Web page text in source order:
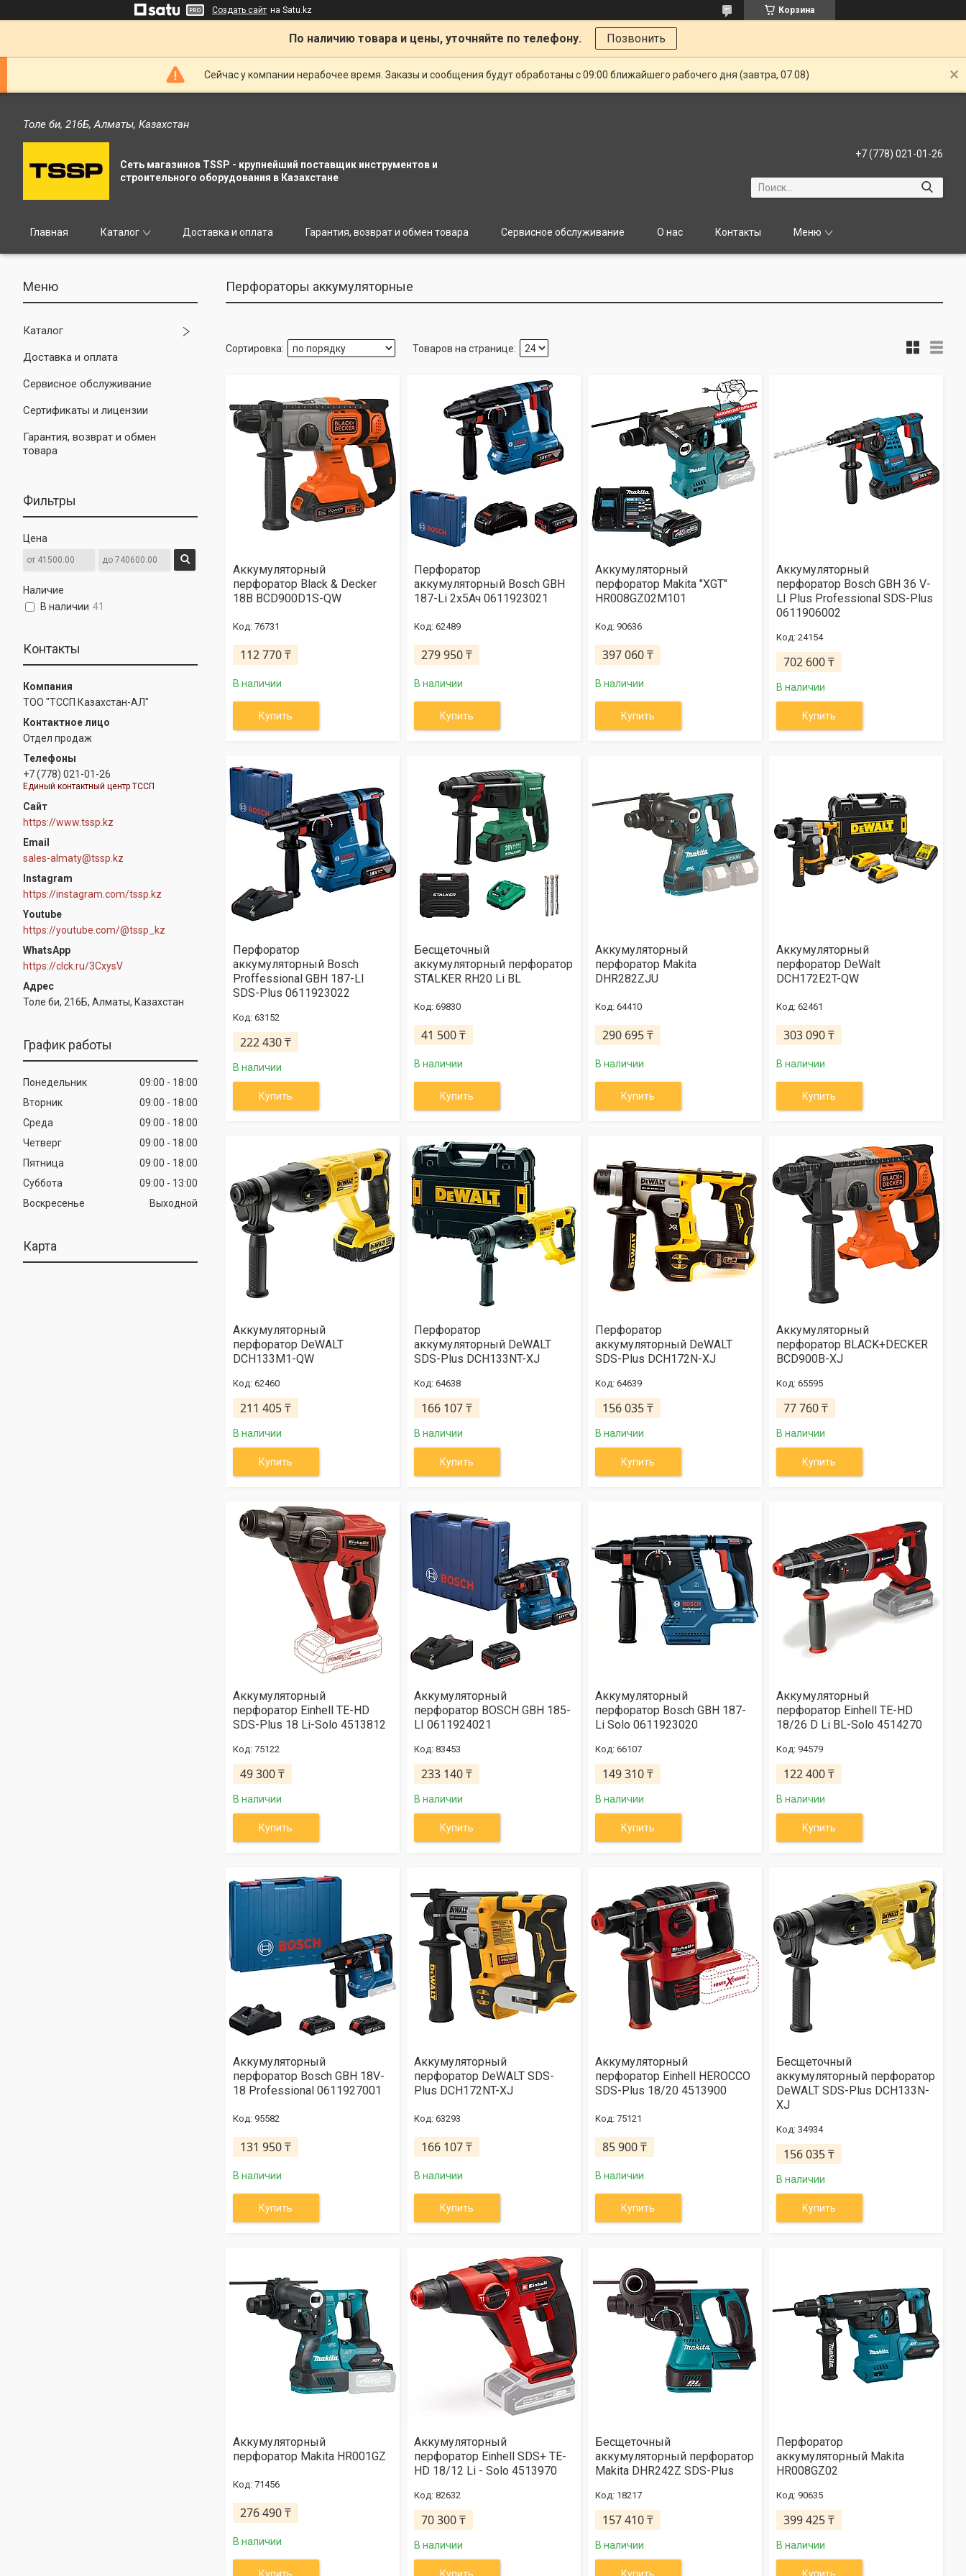
Создать сайт на Satu.kz Корзина
По наличию товара и цены, уточняйте по телефону. Позвонить
Сейчас у компании нерабочее время. Заказы и сообщения будут обработаны с 09:00 ближайшего рабочего дня (завтра, 07.08)
Толе би, 216Б, Алматы, Казахстан
Сеть магазинов TSSP - крупнейший поставщик инструментов и
строительного оборудования в Казахстане
+7 (778) 021-01-26
Главная Каталог Доставка и оплата Гарантия, возврат и обмен товара Сервисное обслуживание О нас Контакты Меню
Каталог
Доставка и оплата
Сервисное обслуживание
Сертификаты и лицензии
Гарантия, возврат и обмен
товара
Фильтры
Цена
Наличие
В наличии 41
Контакты
ТОО "ТССП Казахстан-АЛ"
Отдел продаж
+7 (778) 021-01-26
Единый контактный центр ТССП
https://www.tssp.kz
sales-almaty@tssp.kz
Instagram
https://instagram.com/tssp.kz
Youtube
https://youtube.com/@tssp_kz
WhatsApp
https://clck.ru/3CxysV
Толе би, 216Б, Алматы, Казахстан
График работы
Понедельник 09:00
18:00
Вторник
09:00
18:00
Среда
09:00
18:00
Четверг
09:00
18:00
Пятница
09:00
18:00
Суббота
09:00
13:00
Воскресенье
Выходной
Карта
Перфораторы аккумуляторные
Аккумуляторный
перфоратор Black & Decker
18В BCD900D1S-QW
76731
112 770 ₸
В наличии
Купить
Перфоратор
аккумуляторный Bosch GBH
187-Li 2х5Ач 0611923021
62489
279 950 ₸
В наличии
Купить
Аккумуляторный
перфоратор Makita "XGT"
HR008GZ02M101
90636
397 060 ₸
В наличии
Купить
Аккумуляторный
перфоратор Bosch GBH 36 V-
LI Plus Professional SDS-Plus
0611906002
24154
702 600 ₸
В наличии
Купить
Перфоратор
аккумуляторный Bosch
Proffessional GBH 187-LI
SDS-Plus 0611923022
63152
222 430 ₸
В наличии
Купить
Бесщеточный
аккумуляторный перфоратор
STALKER RH20 Li BL
69830
41 500 ₸
В наличии
Купить
Аккумуляторный
перфоратор Makita
DHR282ZJU
64410
290 695 ₸
В наличии
Купить
Аккумуляторный
перфоратор DeWalt
DCH172E2T-QW
62461
303 090 ₸
В наличии
Купить
Аккумуляторный
перфоратор DeWALT
DCH133M1-QW
62460
211 405 ₸
В наличии
Купить
Перфоратор
аккумуляторный DeWALT
SDS-Plus DCH133NT-XJ
64638
166 107 ₸
В наличии
Купить
Перфоратор
аккумуляторный DeWALT
SDS-Plus DCH172N-XJ
64639
156 035 ₸
В наличии
Купить
Аккумуляторный
перфоратор BLACK+DECKER
BCD900B-XJ
65595
77 760 ₸
В наличии
Купить
Аккумуляторный
перфоратор Einhell TE-HD
SDS-Plus 18 Li-Solo 4513812
75122
49 300 ₸
В наличии
Купить
Аккумуляторный
перфоратор BOSCH GBH 185-
LI 0611924021
83453
233 140 ₸
В наличии
Купить
Аккумуляторный
перфоратор Bosch GBH 187-
Li Solo 0611923020
66107
149 310 ₸
В наличии
Купить
Аккумуляторный
перфоратор Einhell TE-HD
18/26 D Li BL-Solo 4514270
94579
122 400 ₸
В наличии
Купить
Аккумуляторный
перфоратор Bosch GBH 18V-
18 Professional 0611927001
95582
131 950 ₸
В наличии
Купить
Аккумуляторный
перфоратор DeWALT SDS-
Plus DCH172NT-XJ
63293
166 107 ₸
В наличии
Купить
Аккумуляторный
перфоратор Einhell HEROCCO
SDS-Plus 18/20 4513900
75121
85 900 ₸
В наличии
Купить
Бесщеточный
аккумуляторный перфоратор
DeWALT SDS-Plus DCH133N-
XJ
34934
156 035 ₸
В наличии
Купить
Аккумуляторный
перфоратор Makita HR001GZ
71456
276 490 ₸
В наличии
Аккумуляторный
перфоратор Einhell SDS+ TE-
HD 18/12 Li - Solo 4513970
82632
70 300 ₸
В наличии
Бесщеточный
аккумуляторный перфоратор
Makita DHR242Z SDS-Plus
18217
157 410 ₸
В наличии
Перфоратор
аккумуляторный Makita
HR008GZ02
90635
399 425 ₸
В наличии